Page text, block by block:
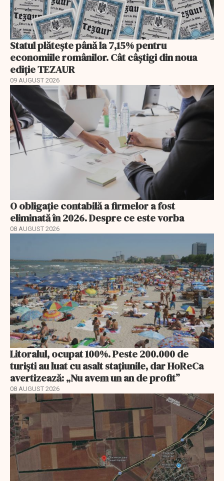
Statul plătește până la 7,15% pentru
economiile românilor. Cât câștigi din noua
ediție TEZAUR
09 AUGUST 2026
O obligație contabilă a firmelor a fost
eliminată în 2026. Despre ce este vorba
08 AUGUST 2026
Litoralul, ocupat 100%. Peste 200.000 de
turiști au luat cu asalt stațiunile, dar HoReCa
avertizează: „Nu avem un an de profit”
08 AUGUST 2026